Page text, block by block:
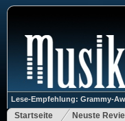
Lese-Empfehlung: Grammy-
Startseite Neuste